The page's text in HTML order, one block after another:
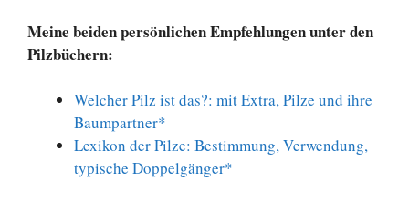
Meine beiden persönlichen Empfehlungen unter den
Pilzbüchern:
Welcher Pilz ist das?: mit Extra, Pilze und ihre
Baumpartner*
Lexikon der Pilze: Bestimmung, Verwendung,
typische Doppelgänger*